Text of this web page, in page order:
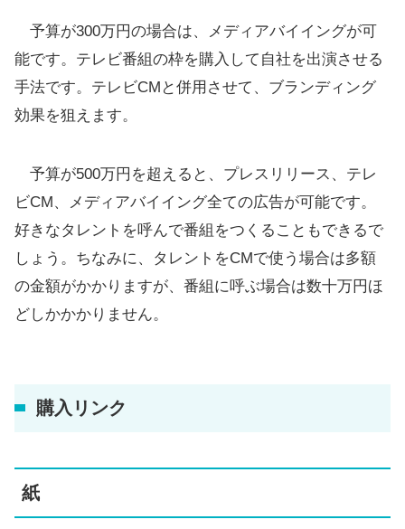
予算が300万円の場合は、メディアバイイングが可
能です。テレビ番組の枠を購入して自社を出演させる
手法です。テレビCMと併用させて、ブランディング
効果を狙えます。
予算が500万円を超えると、プレスリリース、テレ
ビCM、メディアバイイング全ての広告が可能です。
好きなタレントを呼んで番組をつくることもできるで
しょう。ちなみに、タレントをCMで使う場合は多額
の金額がかかりますが、番組に呼ぶ場合は数十万円ほ
どしかかかりません。
購入リンク
紙